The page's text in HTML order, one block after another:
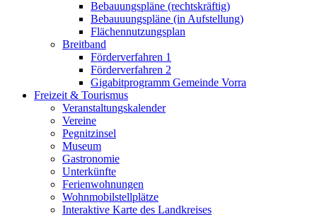
Bebauungspläne (rechtskräftig)
Bebauuungspläne (in Aufstellung)
Flächennutzungsplan
Breitband
Förderverfahren 1
Förderverfahren 2
Gigabitprogramm Gemeinde Vorra
Freizeit & Tourismus
Veranstaltungskalender
Vereine
Pegnitzinsel
Museum
Gastronomie
Unterkünfte
Ferienwohnungen
Wohnmobilstellplätze
Interaktive Karte des Landkreises